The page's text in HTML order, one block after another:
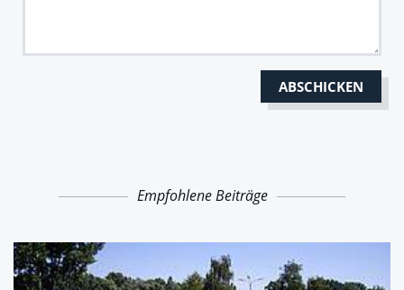
Empfohlene Beiträge